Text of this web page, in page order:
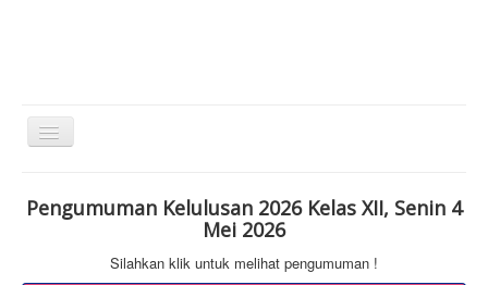
Toggle
Navigation
Pengumuman Kelulusan 2026 Kelas XII, Senin 4
Mei 2026
Silahkan klik untuk melihat pengumuman !